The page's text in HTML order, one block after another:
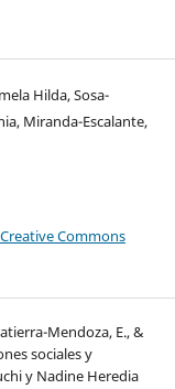
Hilda, Sosa-
Miranda-Escalante,
Creative Commons
Mendoza, E., &
sociales y
y Nadine Heredia